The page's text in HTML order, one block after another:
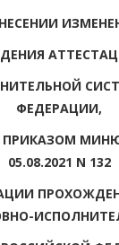
ФЕДЕРАЦИИ,
05.08.2021 N 132